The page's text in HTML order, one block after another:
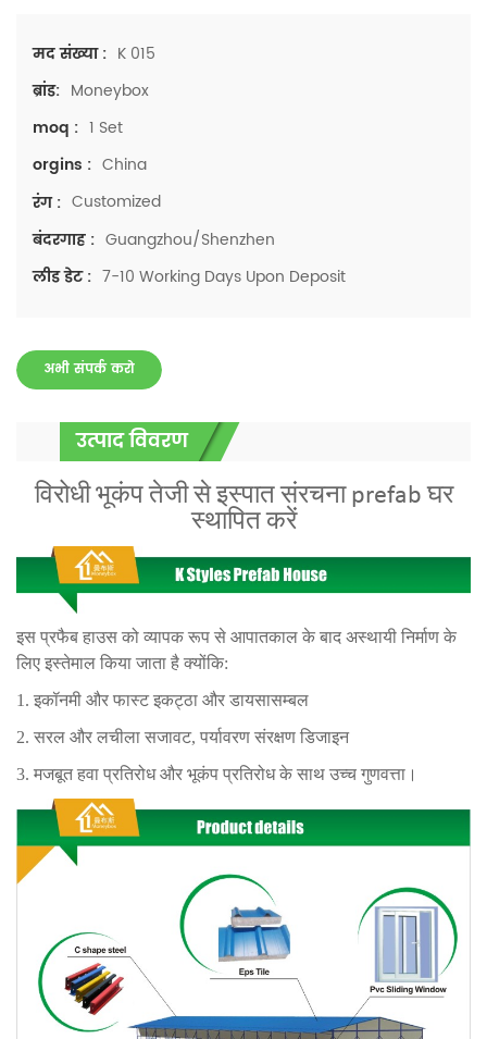
मद संख्या : K 015
ब्रांड: Moneybox
moq : 1 Set
orgins : China
रंग : Customized
बंदरगाह : Guangzhou/Shenzhen
लीड डेट : 7-10 Working Days Upon Deposit
अभी संपर्क करो
उत्पाद विवरण
विरोधी भूकंप तेजी से इस्पात संरचना prefab घर
स्थापित करें
इस प्रफैब हाउस को व्यापक रूप से आपातकाल के बाद अस्थायी निर्माण के
लिए इस्तेमाल किया जाता है क्योंकि:
1. इकॉनमी और फास्ट इकट्ठा और डायसासम्बल
2. सरल और लचीला सजावट, पर्यावरण संरक्षण डिजाइन
3. मजबूत हवा प्रतिरोध और भूकंप प्रतिरोध के साथ उच्च गुणवत्ता।